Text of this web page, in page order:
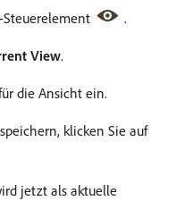
-Steuerelement .
View.
die Ansicht ein.
klicken Sie auf
jetzt als aktuelle